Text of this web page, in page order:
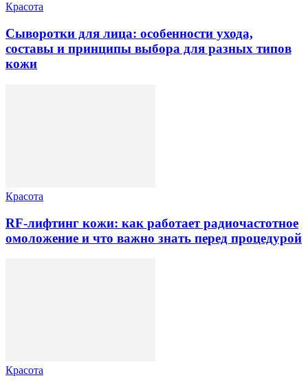
Красота
Сыворотки для лица: особенности ухода,
составы и принципы выбора для разных типов
кожи
Красота
RF-лифтинг кожи: как работает радиочастотное
омоложение и что важно знать перед процедурой
Красота